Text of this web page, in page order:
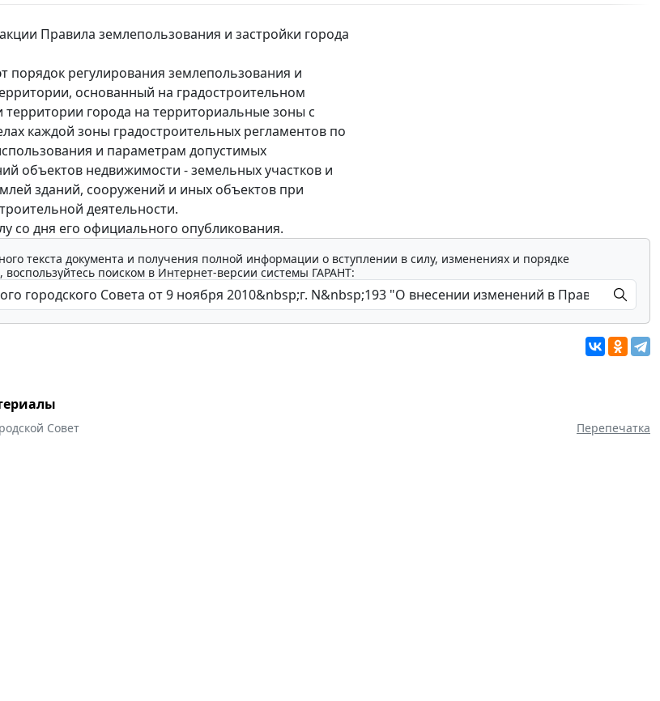
Правила землепользования и застройки города
порядок регулирования землепользования и
основанный на градостроительном
города на территориальные зоны с
каждой зоны градостроительных регламентов по
и параметрам допустимых
объектов недвижимости - земельных участков и
зданий, сооружений и иных объектов при
деятельности.
со дня его официального опубликования.
текста документа и получения полной информации о вступлении в силу, изменениях и порядке
поиском в Интернет-версии системы ГАРАНТ:
Совет Перепечатка